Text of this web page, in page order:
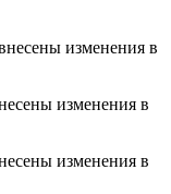
изменения в
изменения в
изменения в